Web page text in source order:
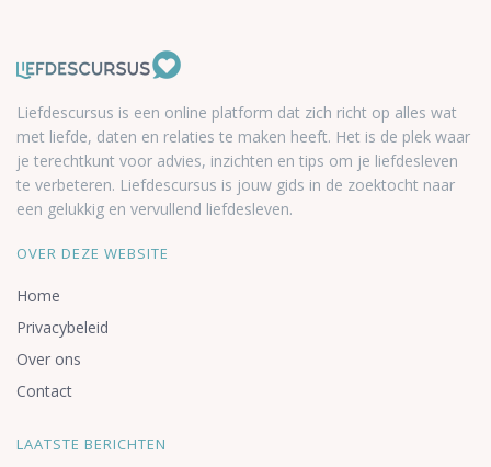
Liefdescursus is een online platform dat zich richt op alles wat
met liefde, daten en relaties te maken heeft. Het is de plek waar
je terechtkunt voor advies, inzichten en tips om je liefdesleven
te verbeteren. Liefdescursus is jouw gids in de zoektocht naar
een gelukkig en vervullend liefdesleven.
OVER DEZE WEBSITE
Home
Privacybeleid
Over ons
Contact
LAATSTE BERICHTEN